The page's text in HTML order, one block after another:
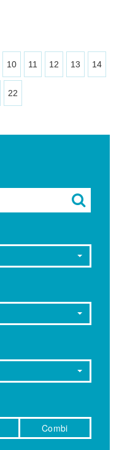
10 11 12 13 14
22
Combi